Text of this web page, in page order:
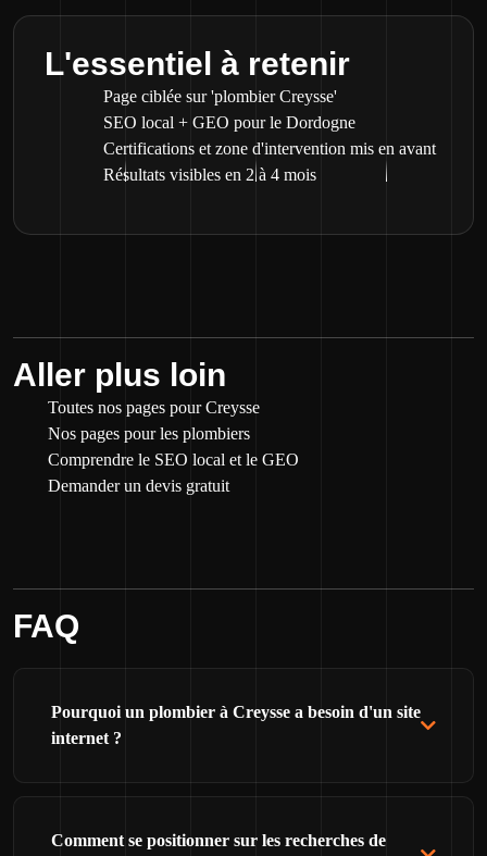
L'essentiel à retenir
Page ciblée sur 'plombier Creysse'
SEO local + GEO pour le Dordogne
Certifications et zone d'intervention mis en avant
Résultats visibles en 2 à 4 mois
Aller plus loin
Toutes nos pages pour Creysse
Nos pages pour les plombiers
Comprendre le SEO local et le GEO
Demander un devis gratuit
FAQ
Pourquoi un plombier à Creysse a besoin d'un site
internet ?
Comment se positionner sur les recherches de